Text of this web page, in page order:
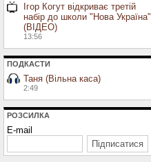
Ігор Когут відкриває третій
набір до школи "Нова Україна"
(ВІДЕО)
13:56
ПОДКАСТИ
Таня (Вільна каса)
2:49
РОЗСИЛКА
E-mail